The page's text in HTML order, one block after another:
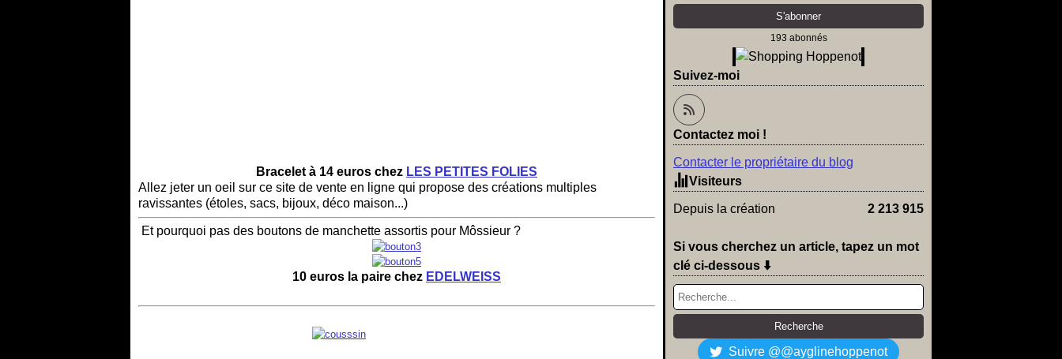
Bracelet à 14 euros chez LES PETITES FOLIES
Allez jeter un oeil sur ce site de vente en ligne qui propose des créations multiples
ravissantes (étoles, sacs, bijoux, déco maison...)
Et pourquoi pas des boutons de manchette assortis pour Môssieur ?
10 euros la paire chez EDELWEISS
193 abonnés
Suivez-moi
Contactez moi !
Contacter le propriétaire du blog
Visiteurs
Depuis la création 2 213 915
Si vous cherchez un article, tapez un mot
clé ci-dessous ⬇️
Suivre @@ayglinehoppenot